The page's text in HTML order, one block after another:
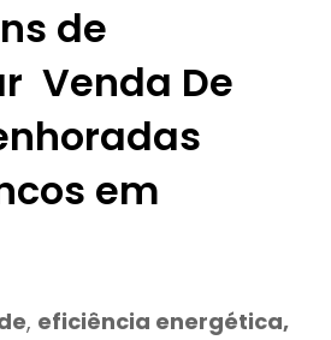
de
Venda De
em
, eficiência energética,